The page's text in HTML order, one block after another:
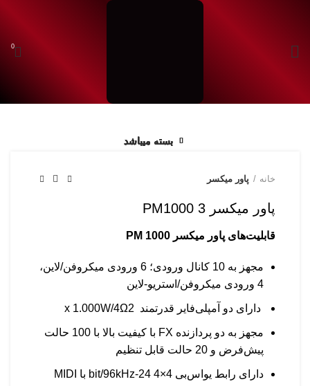
0
خانه پاور میکسر
پاور میکسر PM1000 3
قابلیت‌های پاور میکسر PM 1000
مجهز به 10 کانال ورودی؛ 6 ورودی میکروفن/لاین،
4 ورودی میکروفن/استریو-لاین
دارای دو آمپلی‌فایر قدرتمند x 1.000W/4Ω2
مجهز به دو پردازنده FX با کیفیت بالا با 100 حالت
پیش‌فرض و 20 حالت قابل تنظیم
دارای رابط یواس‌بی 4×4 24-bit/96kHz با MIDI
بسته میباشد
بسته میباشد
بسته میباشد
بسته میباشد
بسته میباشد
بسته میباشد
بسته میباشد
بسته میباشد